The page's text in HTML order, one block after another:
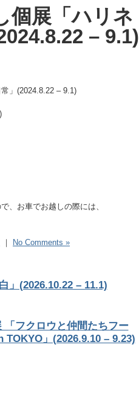
個展「ハリネ
– 9.1)
」(2024.8.22 – 9.1)
、お車でお越しの際には、
｜ No Comments »
」(2026.10.22 – 11.1)
「フクロウと仲間たちフー
TOKYO」(2026.9.10 – 9.23)